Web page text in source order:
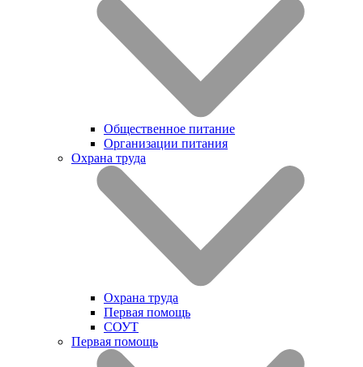
Общественное питание
Организации питания
Охрана труда
Охрана труда
Первая помощь
СОУТ
Первая помощь